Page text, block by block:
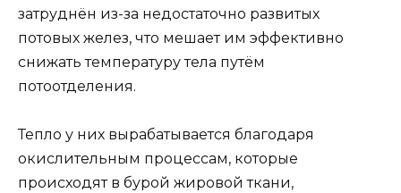
затруднён из-за недостаточно развитых
потовых желез, что мешает им эффективно
снижать температуру тела путём
потоотделения.
Тепло у них вырабатывается благодаря
окислительным процессам, которые
происходят в бурой жировой ткани,